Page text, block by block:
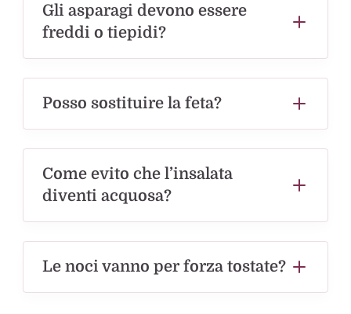
Gli asparagi devono essere
freddi o tiepidi?
Posso sostituire la feta?
Come evito che l’insalata
diventi acquosa?
Le noci vanno per forza tostate?